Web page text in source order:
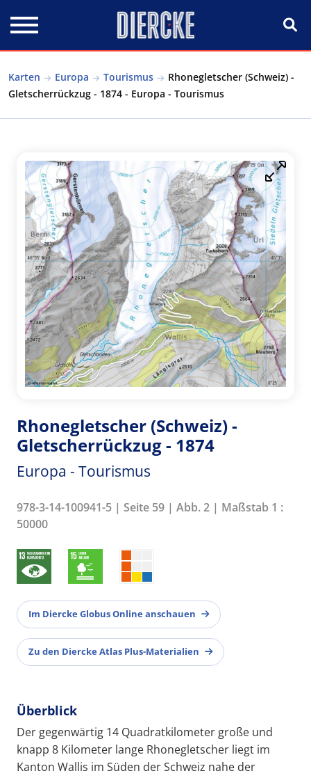
Karten Europa Tourismus
Rhonegletscher (Schweiz) -
Gletscherrückzug - 1874 - Europa - Tourismus
Rhonegletscher (Schweiz) -
Gletscherrückzug - 1874
Europa - Tourismus
978-3-14-100941-5 | Seite 59 | Abb. 2 | Maßstab 1 :
50000
Im Diercke Globus Online anschauen
Zu den Diercke Atlas Plus-Materialien
Überblick
Der gegenwärtig 14 Quadratkilometer große und
knapp 8 Kilometer lange Rhonegletscher liegt im
Kanton Wallis im Süden der Schweiz nahe der